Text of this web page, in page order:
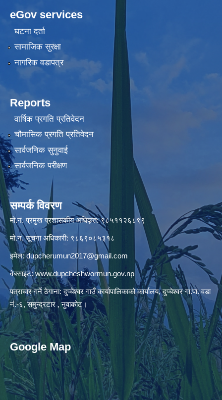
eGov services
घटना दर्ता
सामाजिक सुरक्षा
नागरिक वडापत्र
Reports
वार्षिक प्रगति प्रतिवेदन
चौमासिक प्रगति प्रतिवेदन
सार्वजनिक सुनुवाई
सार्वजनिक परीक्षण
सम्पर्क विवरण
मो.नं. प्रमुख प्रशासकीय अधिकृत: ९८५११२६८९९
मो.नं. सूचना अधिकारी: ९८६९०८५३१८
इमेल:dupcherumun2017@gmail.com
वेबसाइट:www.dupcheshwormun.gov.np
पत्राचार गर्ने ठेगाना: दुप्चेश्वर गाउँ कार्यापालिकाको कार्यालय, दुप्चेश्वर गा.पा. वडा
नं.-६, समुन्द्रटार , नुवाकोट।
Google Map